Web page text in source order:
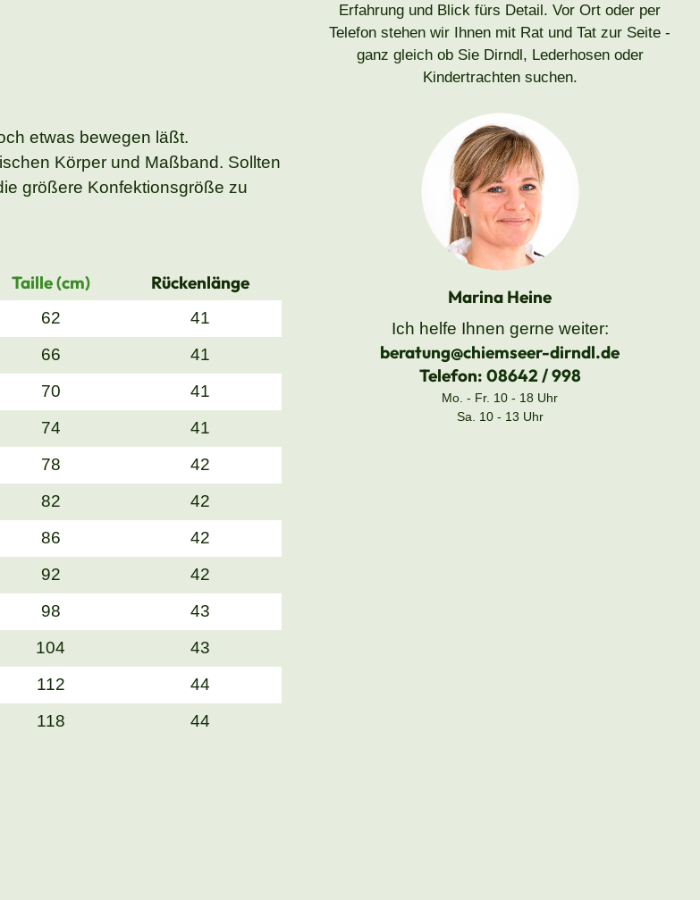
etwas bewegen läßt.
Körper und Maßband. Sollten
größere Konfektionsgröße zu
Taille (cm)
Rückenlänge
62 41
66 41
70 41
74 41
78 42
82 42
86 42
92 42
98 43
104 43
112 44
118 44
Erfahrung und Blick fürs Detail. Vor Ort oder per
Telefon stehen wir Ihnen mit Rat und Tat zur Seite -
ganz gleich ob Sie Dirndl, Lederhosen oder
Kindertrachten suchen.
Marina Heine
Ich helfe Ihnen gerne weiter:
beratung@chiemseer-dirndl.de
Telefon: 08642 / 998
Mo. - Fr. 10 - 18 Uhr
Sa. 10 - 13 Uhr